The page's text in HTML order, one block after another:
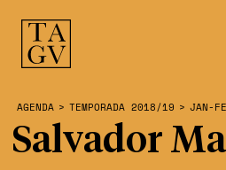
AGENDA > TEMPORADA 2018/19 > JAN-
Salvador